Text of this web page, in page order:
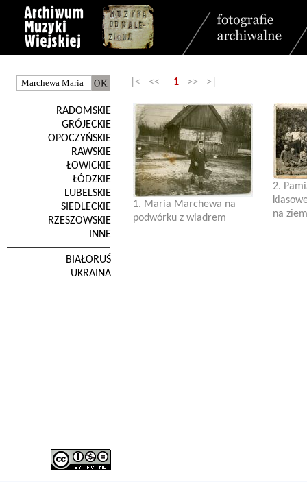
RADOMSKIE
GRÓJECKIE
OPOCZYŃSKIE
RAWSKIE
ŁOWICKIE
ŁÓDZKIE
LUBELSKIE
SIEDLECKIE
RZESZOWSKIE
INNE
BIAŁORUŚ
UKRAINA
|< << 1 >> >|
1. Maria Marchewa na
podwórku z wiadrem
2.
na